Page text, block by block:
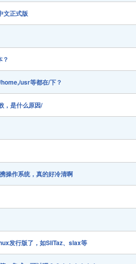
文正式版
？
usr等都在/下？
，是什么原因/
操作系统，真的好冷清啊
发行版了，如SliTaz、slax等